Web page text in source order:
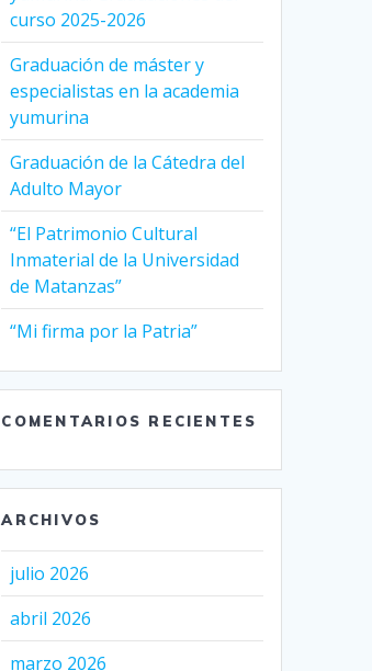
curso 2025-2026
Graduación de máster y
especialistas en la academia
yumurina
Graduación de la Cátedra del
Adulto Mayor
“El Patrimonio Cultural
Inmaterial de la Universidad
de Matanzas”
“Mi firma por la Patria”
COMENTARIOS RECIENTES
ARCHIVOS
julio 2026
abril 2026
marzo 2026